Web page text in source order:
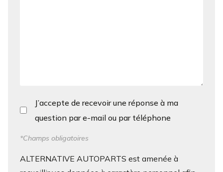
J’accepte de recevoir une réponse à ma
question par e-mail ou par téléphone
*Champs obligatoires
ALTERNATIVE AUTOPARTS est amenée à